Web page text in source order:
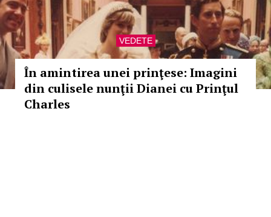
VEDETE
În amintirea unei prinţese: Imagini
din culisele nunţii Dianei cu Prinţul
Charles